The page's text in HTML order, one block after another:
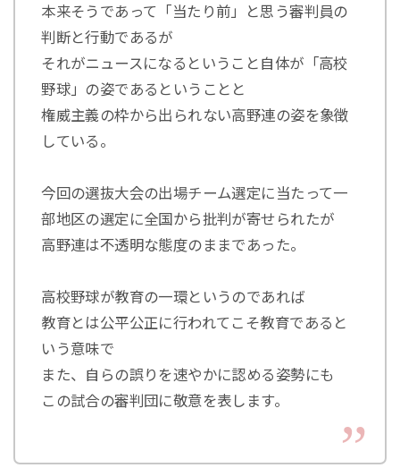
本来そうであって「当たり前」と思う審判員の
判断と行動であるが
それがニュースになるということ自体が「高校
野球」の姿であるということと
権威主義の枠から出られない高野連の姿を象徴
している。
今回の選抜大会の出場チーム選定に当たって一
部地区の選定に全国から批判が寄せられたが
高野連は不透明な態度のままであった。
高校野球が教育の一環というのであれば
教育とは公平公正に行われてこそ教育であると
いう意味で
また、自らの誤りを速やかに認める姿勢にも
この試合の審判団に敬意を表します。